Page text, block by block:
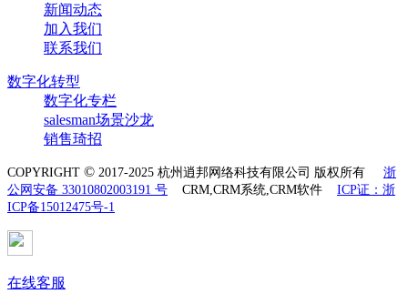
新闻动态
加入我们
联系我们
数字化转型
数字化专栏
salesman场景沙龙
销售琦招
COPYRIGHT © 2017-2025 杭州逍邦网络科技有限公司 版权所有 浙
公网安备 33010802003191 号 CRM,CRM系统,CRM软件 ICP证：浙
ICP备15012475号-1
在线客服